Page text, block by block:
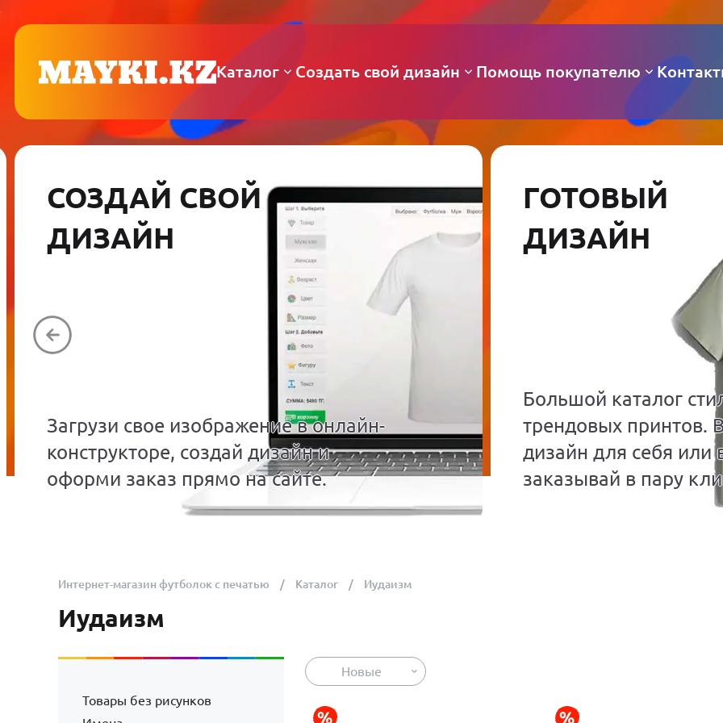
Каталог Создать свой дизайн Помощь покупателю
СОЗДАЙ СВОЙ
ДИЗАЙН
Загрузи свое изображение в онлайн-
конструкторе, создай дизайн и
оформи заказ прямо на сайте.
ГОТОВЫЙ
ДИЗАЙН
Большой каталог
трендовых принтов.
дизайн для себя или
заказывай в пару
Интернет-магазин футболок с печатью Каталог Иудаизм
Иудаизм
Товары без рисунков
Новые